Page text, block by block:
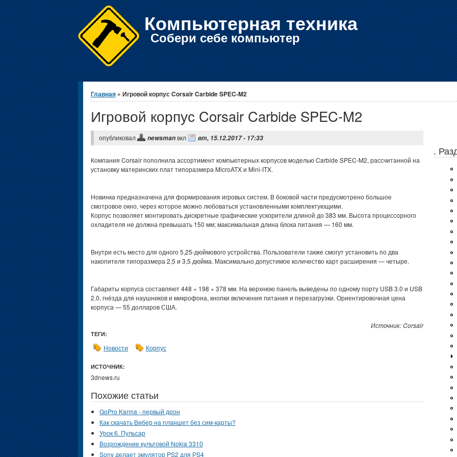
Компьютерная техника
Собери себе компьютер
Вы здесь
Главная » Игровой корпус Corsair Carbide SPEC-M2
Игровой корпус Corsair Carbide SPEC-M2
опубликовал newsmanвкл вт, 15.12.2017 - 17:33
Компания Corsair пополнила ассортимент компьютерных корпусов моделью Carbide SPEC-M2, рассчитанной на
установку материнских плат типоразмера MicroATX и Mini-ITX.
Новинка предназначена для формирования игровых систем. В боковой части предусмотрено большое
смотровое окно, через которое можно любоваться установленными комплектующими.
Корпус позволяет монтировать дискретные графические ускорители длиной до 383 мм. Высота процессорного
охладителя не должна превышать 150 мм; максимальная длина блока питания — 160 мм.
Внутри есть место для одного 5,25-дюймового устройства. Пользователи также смогут установить по два
накопителя типоразмера 2,5 и 3,5 дюйма. Максимально допустимое количество карт расширения — четыре.
Габариты корпуса составляют 448 × 198 × 378 мм. На верхнюю панель выведены по одному порту USB 3.0 и USB
2.0, гнёзда для наушников и микрофона, кнопки включения питания и перезагрузки. Ориентировочная цена
корпуса — 55 долларов США.
Источник: Corsair
ТЕГИ:
Новости Корпус
ИСТОЧНИК:
3dnews.ru
Похожие статьи
GoPro Karma - первый дрон
Как скачать Вибер на планшет без сим-карты?
Урок 6. Пульсар
Возрождение культовой Nokia 3310
Sony делает эмулятор PS2 для РS4
.